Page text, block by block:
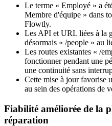
Le terme « Employé » a
Membre d'équipe » dans
Flowtly.
Les API et URL liées à la
désormais « /people » au
Les routes existantes « /
fonctionner pendant une
une continuité sans
Cette mise à jour favorise
au sein des opérations de
Fiabilité améliorée de la
réparation